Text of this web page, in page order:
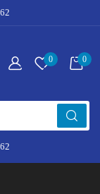
0 0